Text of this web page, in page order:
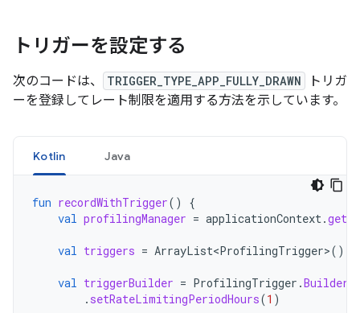
トリガーを設定する
次のコードは、 TRIGGER_TYPE_APP_FULLY_DRAWN
トリガ
ーを登録してレート制限を適用する方法を示しています。
Kotlin Java
fun recordWithTrigger()
{
val profilingManager = applicationContext.
val triggers = ArrayList<ProfilingTrigger>()
val triggerBuilder = ProfilingTrigger .Builder
. setRateLimitingPeriodHours(1 )